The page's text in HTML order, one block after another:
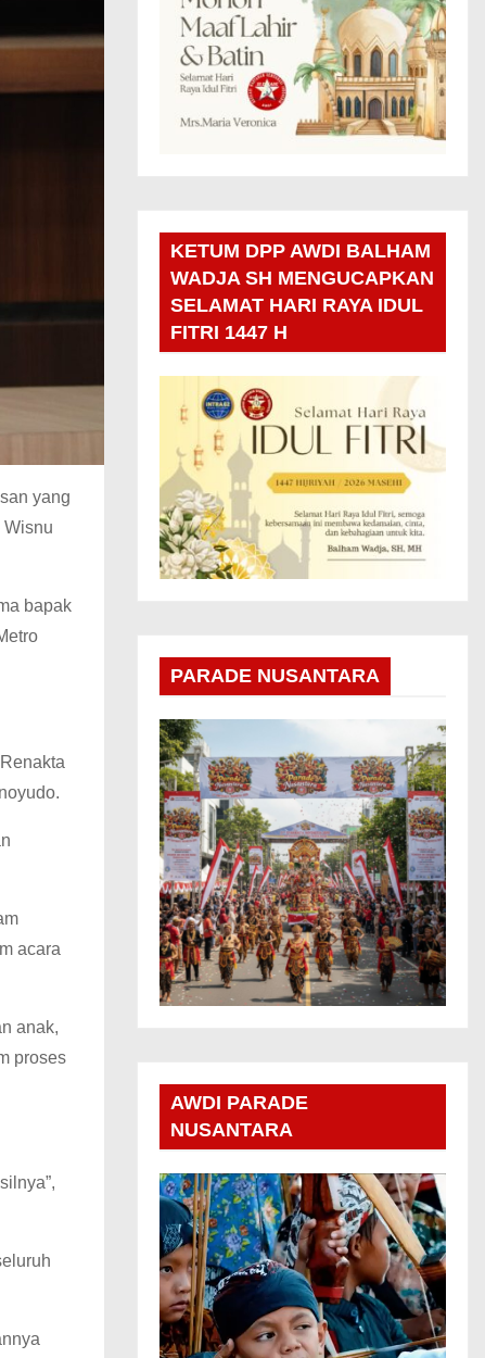
yang
Wisnu
bapak
acara
anak,
proses
KETUM DPP AWDI BALHAM
WADJA SH MENGUCAPKAN
SELAMAT HARI RAYA IDUL
FITRI 1447 H
PARADE NUSANTARA
AWDI PARADE
NUSANTARA